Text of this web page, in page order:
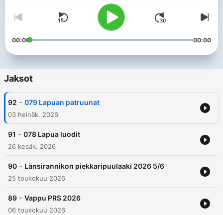
00:00 00:00
Jaksot
92 - 079 Lapuan patruunat
03 heinäk. 2026
91 - 078 Lapua luodit
26 kesäk. 2026
90 - Länsirannikon piekkaripuulaaki 2026 5/6
25 toukokuu 2026
89 - Vappu PRS 2026
06 toukokuu 2026